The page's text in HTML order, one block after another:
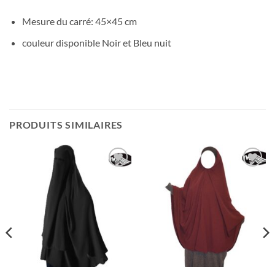
Mesure du carré: 45×45 cm
couleur disponible Noir et Bleu nuit
PRODUITS SIMILAIRES